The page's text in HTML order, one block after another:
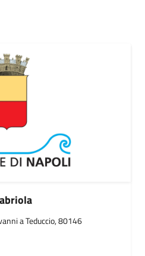
a Teduccio, 80146